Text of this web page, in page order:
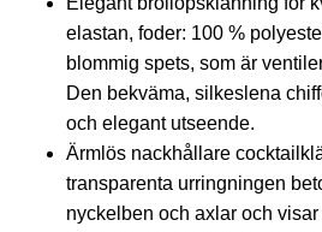
elastan, foder: 100 %
blommig spets, som är
Den bekväma, silkeslena
och elegant utseende.
Ärmlös nackhållare
transparenta urringningen
nyckelben och axlar och